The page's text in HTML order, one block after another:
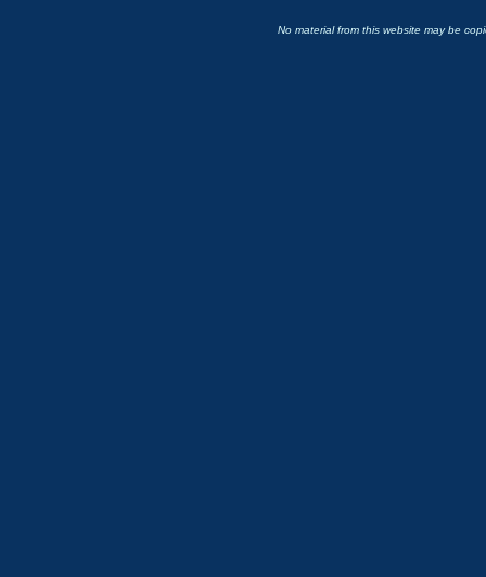
No material from this website may be